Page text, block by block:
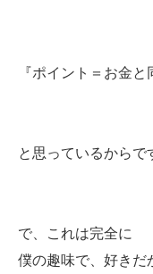
『ポイント＝お金と
と思っているからで
で、これは完全に
僕の趣味で、好きだ